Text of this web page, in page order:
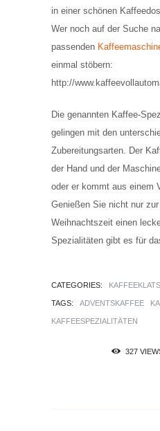
in einer schönen
Wer noch auf der Suche
passenden
einmal stöbern:
http://
Die genannten Kaffee-
gelingen mit den
Zubereitungsarten. Der
der Hand und der
oder er kommt aus einem
Genießen Sie nicht nur zur
Weihnachtszeit einen
Spezialitäten gibt es für
CATEGORIES:
TAGS: ADVENTSKAFFEE
KAFFEESPEZIALITÄTEN
327